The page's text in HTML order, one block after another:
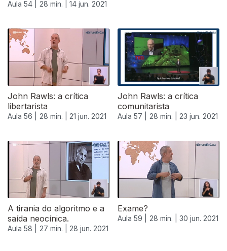
Aula 54 | 28 min. | 14 jun. 2021
John Rawls: a crítica
libertarista
Aula 56 | 28 min. | 21 jun. 2021
John Rawls: a crítica
comunitarista
Aula 57 | 28 min. | 23 jun. 2021
A tirania do algoritmo e a
saída neocínica.
Aula 58 | 27 min. | 28 jun. 2021
Exame?
Aula 59 | 28 min. | 30 jun. 2021
554527